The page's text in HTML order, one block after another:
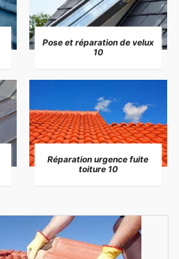
Pose et réparation de velux
10
Réparation urgence fuite
toiture 10